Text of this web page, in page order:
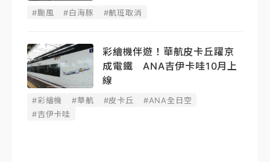
#颱風 #白海豚 #航班取消
彩繪機伴遊！華航皮卡丘躍京
成電鐵 ANA吉伊卡哇10月上
線
#彩繪機 #華航 #皮卡丘
#ANA全日空
#吉伊卡哇